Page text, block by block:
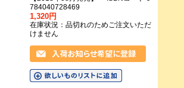
784040728469
1,320円
在庫状況：品切れのためご注文いただ
けません